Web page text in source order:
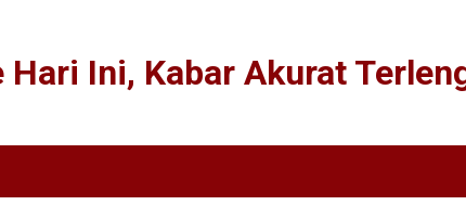
Ini, Kabar Akurat